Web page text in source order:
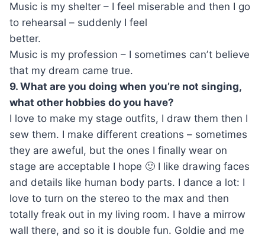
Music is my shelter – I feel miserable and then I go
to rehearsal – suddenly I feel
better.
Music is my profession – I sometimes canʼt believe
that my dream came true.
9. What are you doing when you’re not singing,
what other hobbies do you have?
I love to make my stage outfits, I draw them then I
sew them. I make different creations – sometimes
they are aweful, but the ones I finally wear on
stage are acceptable I hope 🙂 I like drawing faces
and details like human body parts. I dance a lot: I
love to turn on the stereo to the max and then
totally freak out in my living room. I have a mirrow
wall there, and so it is double fun. Goldie and me